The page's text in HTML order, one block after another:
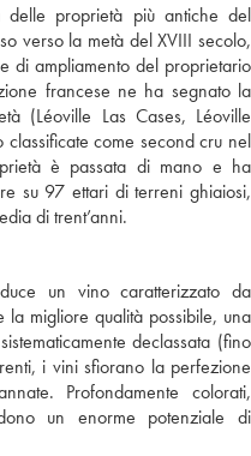
proprietà più antiche del
verso la metà del XVIII secolo,
di ampliamento del proprietario
francese ne ha segnato la
(Léoville Las Cases, Léoville
come second cru nel
è passata di mano e ha
su 97 ettari di terreni ghiaiosi,
di trent’anni.
un vino caratterizzato da
la migliore qualità possibile, una
declassata (fino
i vini sfiorano la perfezione
Profondamente colorati,
un enorme potenziale di